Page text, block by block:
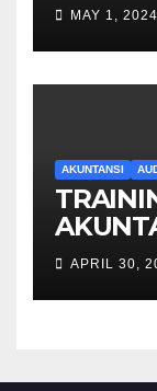
MAY 1, 2024
AKUNTANSI
APRIL 30,